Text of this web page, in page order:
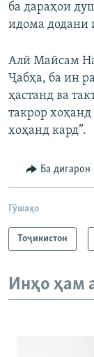
ба дараҳои
идома додани
Алӣ Майсам
Ҷабҳа, ба ин
ҳастанд ва
такрор хоҳанд
хоҳанд кард”.
Ба
Гӯшаҳо
Тоҷикистон
Инҳо ҳам